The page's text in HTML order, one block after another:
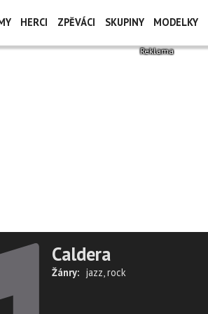
HERCI ZPĚVÁCI SKUPINY MODELKY
Caldera
Žánry: jazz,rock